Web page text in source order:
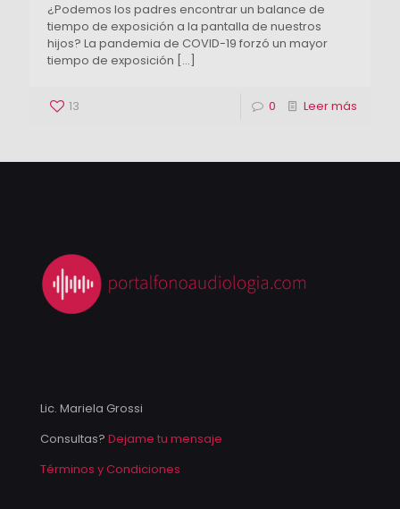
¿Podemos los padres encontrar un balance de
tiempo de exposición a la pantalla de nuestros
hijos? La pandemia de COVID-19 forzó un mayor
tiempo de exposición […]
13 0 Leer más
Lic. Mariela Grossi
Consultas? Dejame tu mensaje
Términos y Condiciones